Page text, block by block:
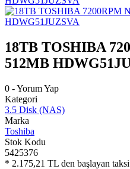
18TB TOSHIBA
512MB
0 - Yorum Yap
Kategori
3.5 Disk (NAS)
Marka
Toshiba
Stok Kodu
5425376
* 2.175,21 TL den başlayan